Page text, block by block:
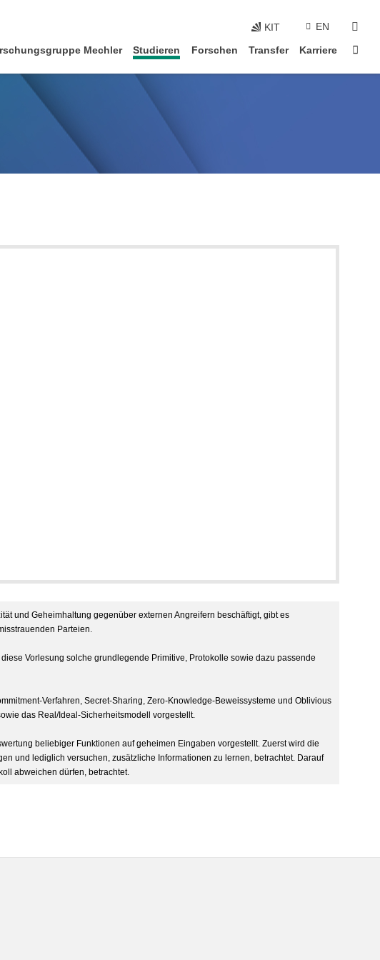
KIT
EN
Mechler Studieren Forschen Transfer Karriere
und Geheimhaltung gegenüber externen Angreifern beschäftigt, gibt es
Parteien.
Vorlesung solche grundlegende Primitive, Protokolle sowie dazu passende
Verfahren, Secret-Sharing, Zero-Knowledge-Beweissysteme und Oblivious
das Real/Ideal-Sicherheitsmodell vorgestellt.
beliebiger Funktionen auf geheimen Eingaben vorgestellt. Zuerst wird die
und lediglich versuchen, zusätzliche Informationen zu lernen, betrachtet. Darauf
abweichen dürfen, betrachtet.